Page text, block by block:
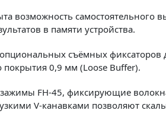
возможность самостоятельного
в памяти устройства.
съёмных
покрытия 0,9 мм (Loose Buffer).
FH-45, фиксирующие
узкими V-канавками позволяют